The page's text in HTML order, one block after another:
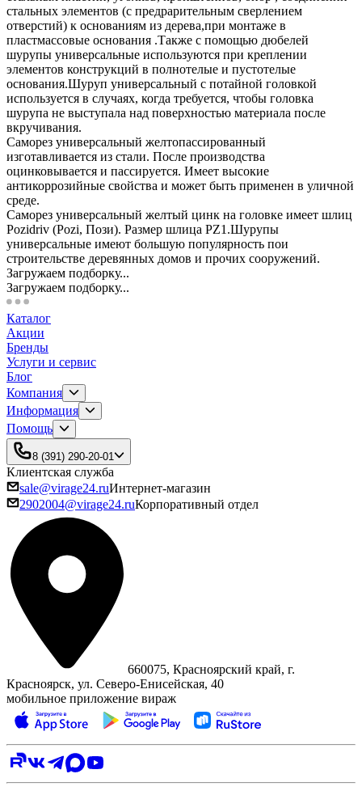
стальных элементов (с предрарительным сверлением
отверстий) к основаниям из дерева,при монтаже в
пластмассовые основания .Также с помощью дюбелей
шурупы универсальные используются при креплении
элементов конструкций в полнотелые и пустотелые
основания.Шуруп универсальный с потайной головкой
используется в случаях, когда требуется, чтобы головка
шурупа не выступала над поверхностью материала после
вкручивания.
Саморез универсальный желтопассированный
изготавливается из стали. После производства
оцинковывается и пассируется. Имеет высокие
антикоррозийные свойства и может быть применен в уличной
среде.
Саморез универсальный желтый цинк на головке имеет шлиц
Pozidriv (Pozi, Пози). Размер шлица PZ1.Шурупы
универсальные имеют большую популярность пои
строительстве деревянных домов и прочих сооружений.
Загружаем подборку...
Загружаем подборку...
Каталог
Акции
Бренды
Услуги и сервис
Блог
Компания
Информация
Помощь
8 (391) 290-20-01
Клиентская служба
sale@virage24.ruИнтернет-магазин
2902004@virage24.ruКорпоративный отдел
660075, Красноярский край, г.
Красноярск, ул. Северо‑Енисейская, 40
мобильное приложение вираж